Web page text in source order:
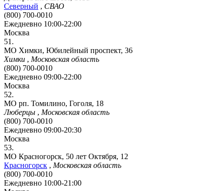
Северный , СВАО
(800) 700-0010
Ежедневно 10:00-22:00
Москва
51.
МО Химки, Юбилейный проспект, 36
Химки , Московская область
(800) 700-0010
Ежедневно 09:00-22:00
Москва
52.
МО рп. Томилино, Гоголя, 18
Люберцы , Московская область
(800) 700-0010
Ежедневно 09:00-20:30
Москва
53.
МО Красногорск, 50 лет Октября, 12
Красногорск , Московская область
(800) 700-0010
Ежедневно 10:00-21:00